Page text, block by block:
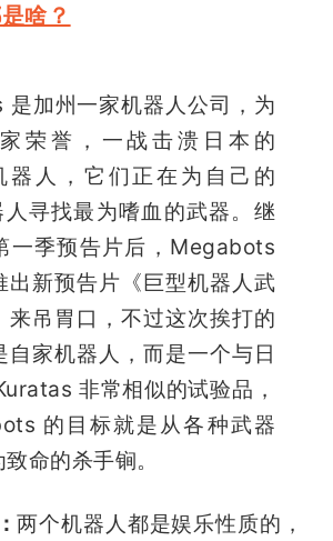
啥？
是加州一家机器人公司，为
荣誉，一战击溃日本的
器人，它们正在为自己的
寻找最为嗜血的武器。继
一季预告片后，Megabots
出新预告片《巨型机器人武
来吊胃口，不过这次挨打的
自家机器人，而是一个与日
非常相似的试验品，
的目标就是从各种武器
命的杀手锏。
两个机器人都是娱乐性质的，